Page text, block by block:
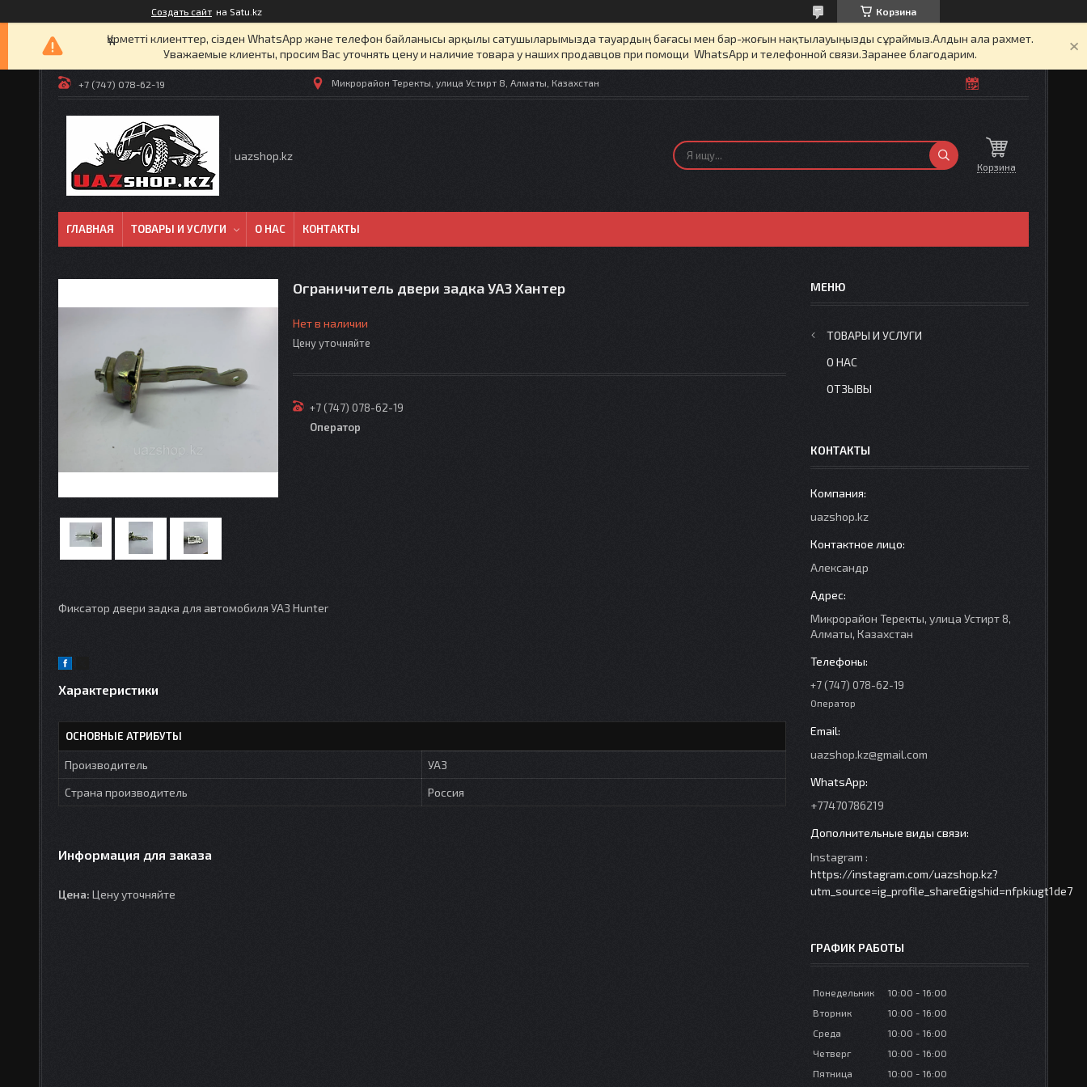
Создать сайт на Satu.kz Корзина
Құрметті клиенттер, сізден WhatsApp және телефон байланысы арқылы сатушыларымызда тауардың бағасы мен бар-жоғын нақтылауыңызды сұраймыз.Алдын ала рахмет.
Уважаемые клиенты, просим Вас уточнять цену и наличие товара у наших продавцов при помощи WhatsApp и телефонной связи.Заранее благодарим.
+7 (747) 078-62-19 Микрорайон Теректы, улица Устирт 8, Алматы, Казахстан
uazshop.kz
Корзина
ГЛАВНАЯ ТОВАРЫ И УСЛУГИ О НАС КОНТАКТЫ
Ограничитель двери задка УАЗ Хантер
Нет в наличии
Цену уточняйте
+7 (747) 078-62-19
Оператор
Фиксатор двери задка для автомобиля УАЗ Hunter
Характеристики
ОСНОВНЫЕ АТРИБУТЫ
Производитель
УАЗ
Страна производитель
Россия
Информация для заказа
Цена: Цену уточняйте
ТОВАРЫ И УСЛУГИ
О НАС
ОТЗЫВЫ
КОНТАКТЫ
uazshop.kz
Александр
Микрорайон Теректы, улица Устирт 8,
Алматы, Казахстан
+7 (747) 078-62-19
Оператор
uazshop.kz@gmail.com
+77470786219
Instagram
https://instagram.com/uazshop.kz?
utm_source=ig_profile_share&igshid=nfpkiugt1de7
ГРАФИК РАБОТЫ
Понедельник 10:00
16:00
Вторник
10:00
16:00
Среда
10:00
16:00
Четверг
10:00
16:00
Пятница
10:00 16:00